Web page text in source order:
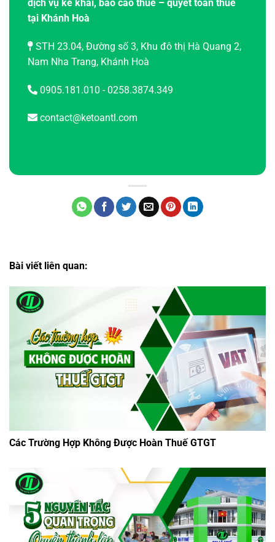
dịch vụ kê khai, báo cáo thuế – quyết toán thuế
tại Khánh Hoà
STH 23.04, Đường số 3, Khu đô thị Hà Quang 2,
Nam Nha Trang, Khánh Hoà
0905.181.010 - 0258.3874.349
contact@ketoantl.com
Bài viết liên quan:
Các Trường Hợp Không Được Hoàn Thuế GTGT